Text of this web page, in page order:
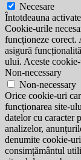
Necesare
Întotdeauna activate
Cookie-urile
funcționeze corect.
asigură
ului. Aceste
Non-necessary
Non-necessary
Orice cookie-uri
funcționarea site-
datelor cu caracter
analizelor,
denumite cookie-
consimțământul